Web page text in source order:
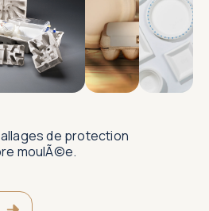
de protection
moulÃ©e.